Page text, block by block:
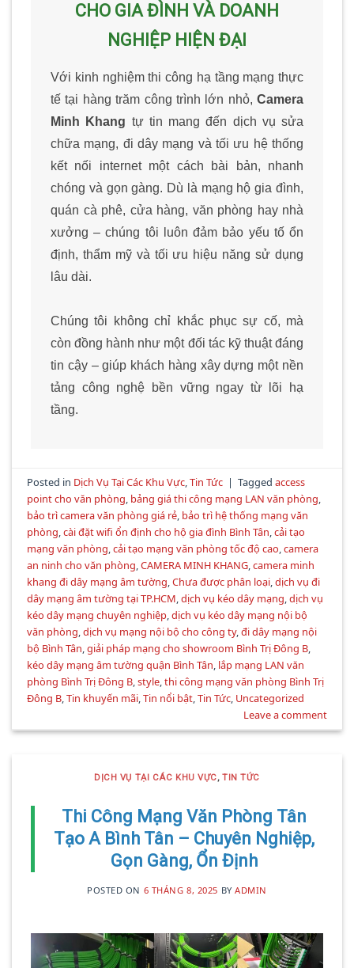
CHO GIA ĐÌNH VÀ DOANH
NGHIỆP HIỆN ĐẠI
Với kinh nghiệm thi công hạ tầng mạng thực
tế tại hàng trăm công trình lớn nhỏ, Camera
Minh Khang tự tin mang đến dịch vụ sửa
chữa mạng, đi dây mạng và tối ưu hệ thống
kết nối internet một cách bài bản, nhanh
chóng và gọn gàng. Dù là mạng hộ gia đình,
quán cà phê, cửa hàng, văn phòng hay nhà
xưởng – chúng tôi luôn đảm bảo yếu tố ổn
định, thẩm mỹ và tối ưu hiệu năng sử dụng
lâu dài.
Chúng tôi không chỉ khắc phục sự cố, mà
còn đồng hành như một đối tác kỹ thuật đáng
tin cậy – giúp khách hàng xây dựng một nền
tảng công nghệ bền vững ngay từ lõi hạ
tầng.
Posted in Dịch Vụ Tại Các Khu Vực,Tin Tức | Taggedaccess
point cho văn phòng, bảng giá thi công mạng LAN văn phòng,
bảo trì camera văn phòng giá rẻ, bảo trì hệ thống mạng văn
phòng,cài đặt wifi ổn định cho hộ gia đình Bình Tân,cải tạo
mạng văn phòng,cải tạo mạng văn phòng tốc độ cao,camera
an ninh cho văn phòng,CAMERA MINH KHANG,camera minh
khang đi dây mạng âm tường,Chưa được phân loại,dịch vụ đi
dây mạng âm tường tại TP.HCM,dịch vụ kéo dây mạng,dịch vụ
kéo dây mạng chuyên nghiệp,dịch vụ kéo dây mạng nội bộ
văn phòng,dịch vụ mạng nội bộ cho công ty,đi dây mạng nội
bộ Bình Tân,giải pháp mạng cho showroom Bình Trị Đông B,
kéo dây mạng âm tường quận Bình Tân, lắp mạng LAN văn
phòng Bình Trị Đông B,style,thi công mạng văn phòng Bình Trị
Đông B,Tin khuyến mãi,Tin nổi bật,Tin Tức, Uncategorized
Leave a comment
DỊCH VỤ TẠI CÁC KHU VỰC,TIN TỨC
Thi Công Mạng Văn Phòng Tân
Tạo A Bình Tân – Chuyên Nghiệp,
Gọn Gàng, Ổn Định
POSTED ON 6 THÁNG 8, 2025 BYADMIN